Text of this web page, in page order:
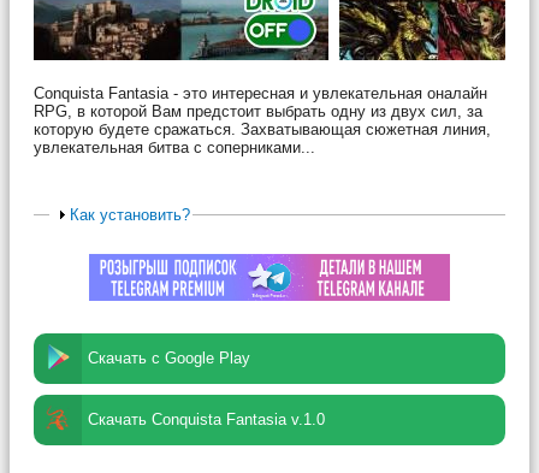
Conquista Fantasia - это интересная и увлекательная оналайн
RPG, в которой Вам предстоит выбрать одну из двух сил, за
которую будете сражаться. Захватывающая сюжетная линия,
увлекательная битва с соперниками...
Как установить?
Скачать с Google Play
Скачать Conquista Fantasia v.1.0